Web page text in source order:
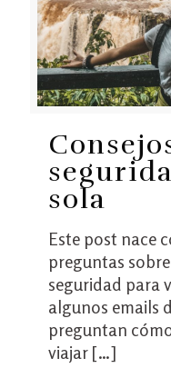
sola
Este post nace
preguntas
seguridad para
algunos emails
preguntan
viajar […]